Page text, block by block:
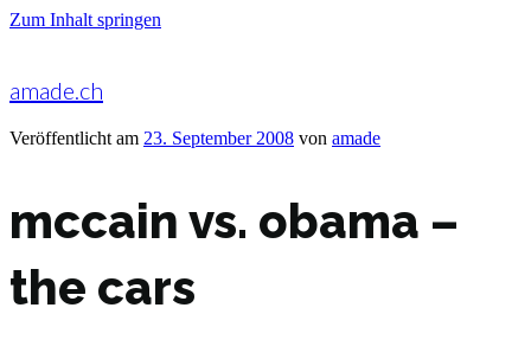
Zum Inhalt springen
amade.ch
Veröffentlicht am 23. September 2008 von amade
mccain vs. obama –
the cars